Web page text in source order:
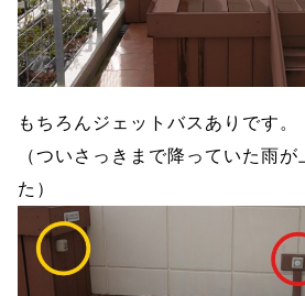
もちろんジェットバスありです。
（ついさっきまで降っていた雨
た）